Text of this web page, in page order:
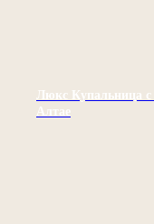
Люкс Купальница с
Алтае